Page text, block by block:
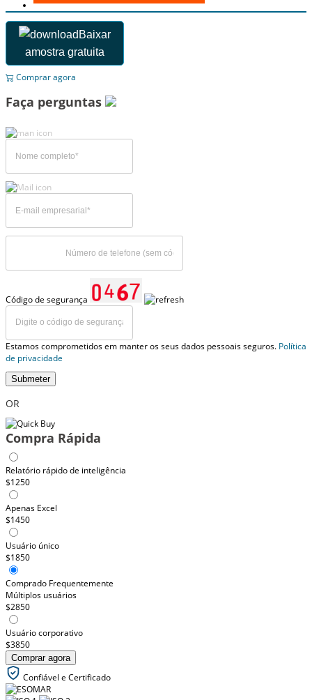
Baixar
amostra gratuita
Comprar agora
Faça perguntas
Código de segurança
Estamos comprometidos em manter os seus dados pessoais seguros. Política
de privacidade
Submeter
OR
Compra Rápida
Relatório rápido de inteligência
$1250
Apenas Excel
$1450
Usuário único
$1850
Comprado Frequentemente
Múltiplos usuários
$2850
Usuário corporativo
$3850
Comprar agora
Confiável e Certificado